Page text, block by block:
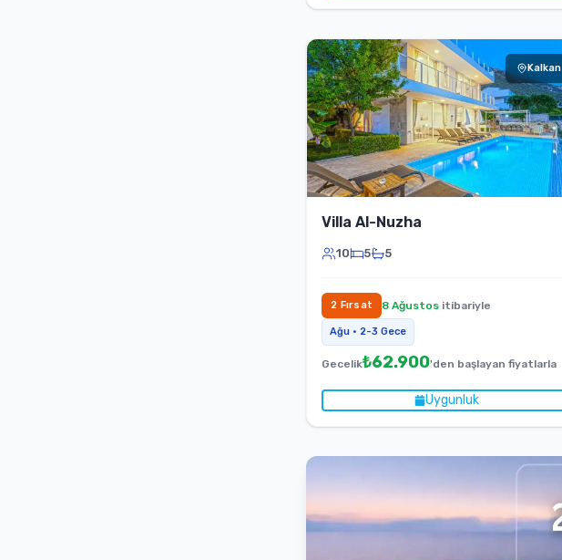
Kalkan
Villa Al-Nuzha
10 5 5
2 Fırsat 8 Ağustos itibariyle
Ağu • 2-3 Gece
Gecelik₺62.900'den başlayan fiyatlarla
Uygunluk